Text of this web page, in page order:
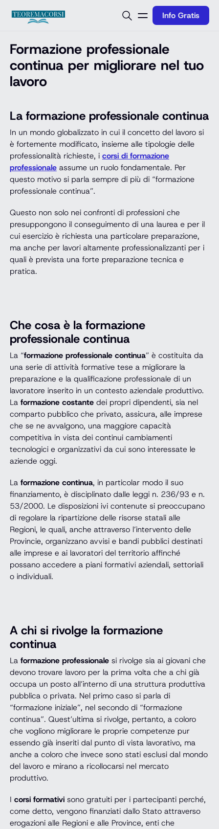
Info Gratis
Formazione professionale
continua per migliorare nel tuo
lavoro
La formazione professionale continua
In un mondo globalizzato in cui il concetto del lavoro si
è fortemente modificato, insieme alle tipologie delle
professionalità richieste, i corsi di formazione
professionale assume un ruolo fondamentale. Per
questo motivo si parla sempre di più di “formazione
professionale continua”.
Questo non solo nei confronti di professioni che
presuppongono il conseguimento di una laurea e per il
cui esercizio è richiesta una particolare preparazione,
ma anche per lavori altamente professionalizzanti per i
quali è prevista una forte preparazione tecnica e
pratica.
Che cosa è la formazione
professionale continua
La “formazione professionale continua” è costituita da
una serie di attività formative tese a migliorare la
preparazione e la qualificazione professionale di un
lavoratore inserito in un contesto aziendale produttivo.
La formazione costante dei propri dipendenti, sia nel
comparto pubblico che privato, assicura, alle imprese
che se ne avvalgono, una maggiore capacità
competitiva in vista dei continui cambiamenti
tecnologici e organizzativi da cui sono interessate le
aziende oggi.
La formazione continua, in particolar modo il suo
finanziamento, è disciplinato dalle leggi n. 236/93 e n.
53/2000. Le disposizioni ivi contenute si preoccupano
di regolare la ripartizione delle risorse statali alle
Regioni, le quali, anche attraverso l’intervento delle
Provincie, organizzano avvisi e bandi pubblici destinati
alle imprese e ai lavoratori del territorio affinché
possano accedere a piani formativi aziendali, settoriali
o individuali.
A chi si rivolge la formazione
continua
La formazione professionale si rivolge sia ai giovani che
devono trovare lavoro per la prima volta che a chi già
occupa un posto all’interno di una struttura produttiva
pubblica o privata. Nel primo caso si parla di
“formazione iniziale”, nel secondo di “formazione
continua”. Quest’ultima si rivolge, pertanto, a coloro
che vogliono migliorare le proprie competenze pur
essendo già inseriti dal punto di vista lavorativo, ma
anche a coloro che invece sono stati esclusi dal mondo
del lavoro e mirano a ricollocarsi nel mercato
produttivo.
I corsi formativi sono gratuiti per i partecipanti perché,
come detto, vengono finanziati dallo Stato attraverso
erogazioni alle Regioni e alle Province, enti che